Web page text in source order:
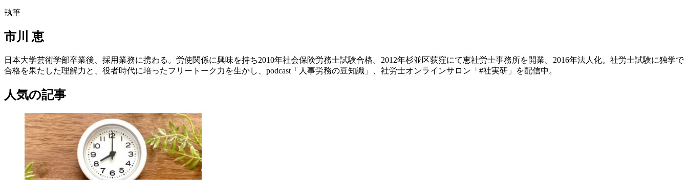
執筆
市川 恵
日本大学芸術学部卒業後、採用業務に携わる。労使関係に興味を持ち2010年社会保険労務士試験合格。2012年杉並区荻窪にて恵社労士事務所を開業。2016年法人化。社労士試験に独学で
合格を果たした理解力と、役者時代に培ったフリートーク力を生かし、podcast「人事労務の豆知識」、社労士オンラインサロン「#社実研」を配信中。
人気の記事